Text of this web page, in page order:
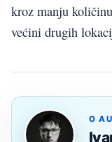
kroz manju
većini drugih
O